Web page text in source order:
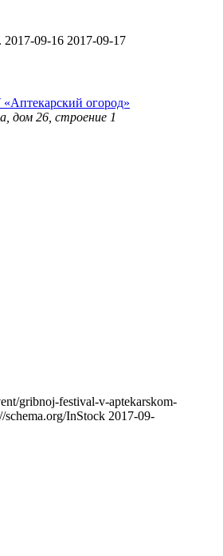
2017-09-16 2017-09-17
огород»
дом 26, строение 1
gribnoj-festival-v-aptekarskom-
schema.org/InStock 2017-09-